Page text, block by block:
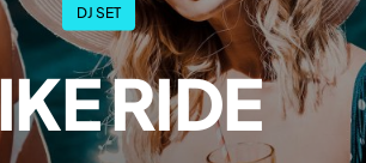
DJ SET
RIDE